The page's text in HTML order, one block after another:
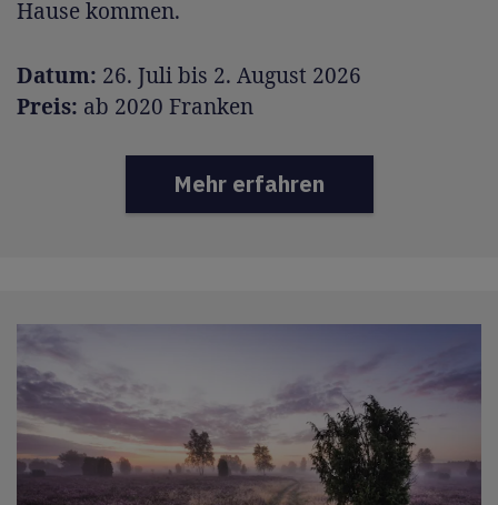
Hause kommen.
Datum: 26. Juli bis 2. August 2026
Preis: ab 2020 Franken
Mehr erfahren